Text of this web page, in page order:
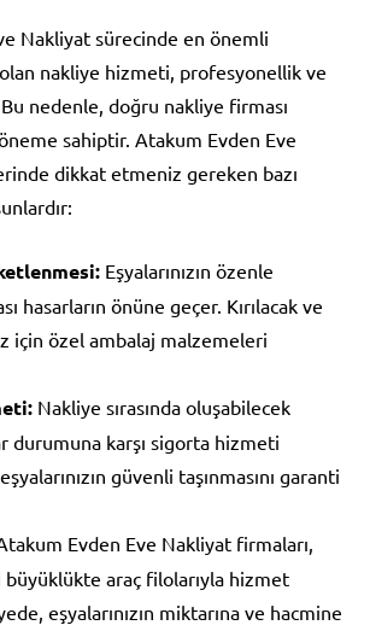
Nakliyat sürecinde en önemli
nakliye hizmeti, profesyonellik ve
nedenle, doğru nakliye firması
sahiptir. Atakum Evden Eve
dikkat etmeniz gereken bazı
Eşyalarınızın özenle
hasarların önüne geçer. Kırılacak ve
için özel ambalaj malzemeleri
Nakliye sırasında oluşabilecek
durumuna karşı sigorta hizmeti
güvenli taşınmasını garanti
Evden Eve Nakliyat firmaları,
araç filolarıyla hizmet
eşyalarınızın miktarına ve hacmine